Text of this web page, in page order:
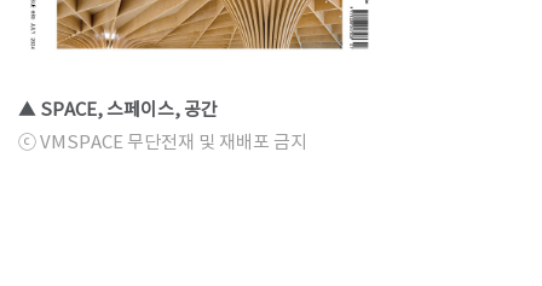
▲ SPACE, 스페이스, 공간
ⓒ VMSPACE 무단전재 및 재배포 금지